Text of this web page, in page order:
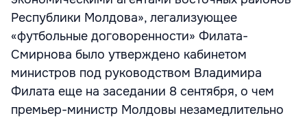
Республики Молдова», легализующее
«футбольные договоренности» Филата-
Смирнова было утверждено кабинетом
министров под руководством Владимира
Филата еще на заседании 8 сентября, о чем
премьер-министр Молдовы незамедлительно